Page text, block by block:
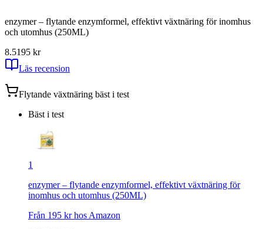
enzymer – flytande enzymformel, effektivt växtnäring för inomhus
och utomhus (250ML)
8.5195 kr
Läs recension
Flytande växtnäring bäst i test
Bäst i test
1
enzymer – flytande enzymformel, effektivt växtnäring för
inomhus och utomhus (250ML)
Från 195 kr hos Amazon